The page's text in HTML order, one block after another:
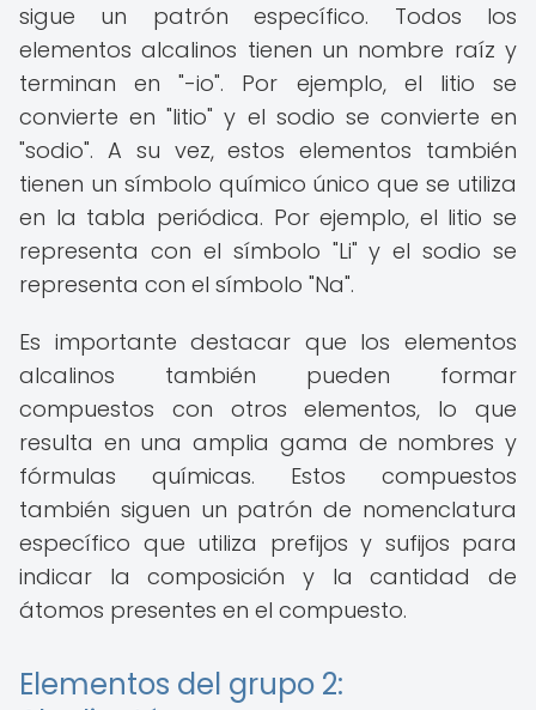
sigue un patrón específico. Todos los
elementos alcalinos tienen un nombre raíz y
terminan en "-io". Por ejemplo, el litio se
convierte en "litio" y el sodio se convierte en
"sodio". A su vez, estos elementos también
tienen un símbolo químico único que se utiliza
en la tabla periódica. Por ejemplo, el litio se
representa con el símbolo "Li" y el sodio se
representa con el símbolo "Na".
Es importante destacar que los elementos
alcalinos también pueden formar
compuestos con otros elementos, lo que
resulta en una amplia gama de nombres y
fórmulas químicas. Estos compuestos
también siguen un patrón de nomenclatura
específico que utiliza prefijos y sufijos para
indicar la composición y la cantidad de
átomos presentes en el compuesto.
Elementos del grupo 2: